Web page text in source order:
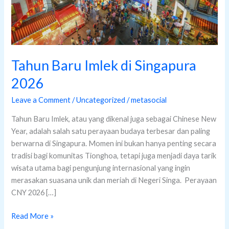
Tahun Baru Imlek di Singapura
2026
Leave a Comment /Uncategorized /metasocial
Tahun Baru Imlek, atau yang dikenal juga sebagai Chinese New
Year, adalah salah satu perayaan budaya terbesar dan paling
berwarna di Singapura. Momen ini bukan hanya penting secara
tradisi bagi komunitas Tionghoa, tetapi juga menjadi daya tarik
wisata utama bagi pengunjung internasional yang ingin
merasakan suasana unik dan meriah di Negeri Singa. Perayaan
CNY 2026 […]
Read More »